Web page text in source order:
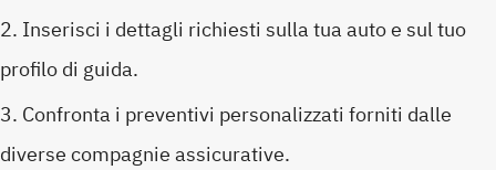
Inserisci i dettagli richiesti sulla tua auto e sul tuo
profilo di guida.
Confronta i preventivi personalizzati forniti dalle
diverse compagnie assicurative.